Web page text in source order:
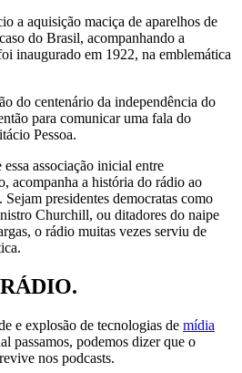
a aquisição maciça de aparelhos de
do Brasil, acompanhando a
inaugurado em 1922, na emblemática
do centenário da independência do
para comunicar uma fala do
Pessoa.
associação inicial entre
acompanha a história do rádio ao
presidentes democratas como
Churchill, ou ditadores do naipe
o rádio muitas vezes serviu de
e explosão de tecnologias de mídia
passamos, podemos dizer que o
nos podcasts.